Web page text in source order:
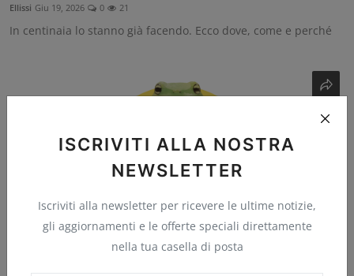
ISCRIVITI ALLA NOSTRA
NEWSLETTER
Iscriviti alla newsletter per ricevere le ultime notizie,
gli aggiornamenti e le offerte speciali direttamente
nella tua casella di posta
Ellissi Giu 19, 2026 0 21
In centinaia lo stanno già facendo. Ecco dove, come e perché